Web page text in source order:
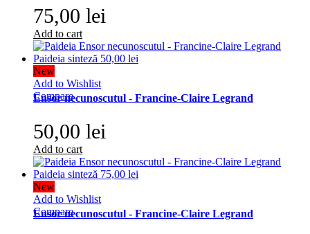
75,00 lei
Add to cart
New
Add to Wishlist
Compare
Ensor necunoscutul - Francine-Claire Legrand
50,00 lei
Add to cart
New
Add to Wishlist
Compare
Ensor necunoscutul - Francine-Claire Legrand